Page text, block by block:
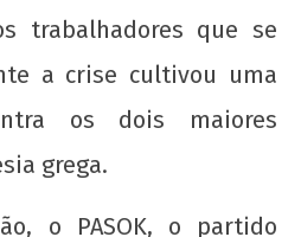
trabalhadores que se
a crise cultivou uma
os dois maiores
grega.
o PASOK, o partido